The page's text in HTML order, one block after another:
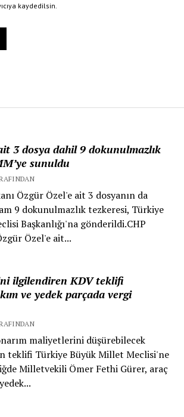
3 dosya dahil 9 dokunulmazlık
sunuldu
Özgür Özel'e ait 3 dosyanın da
9 dokunulmazlık tezkeresi, Türkiye
Başkanlığı'na gönderildi.CHP
Özel'e ait...
ilgilendiren KDV teklifi
ve yedek parçada vergi
maliyetlerini düşürebilecek
teklifi Türkiye Büyük Millet Meclisi'ne
Milletvekili Ömer Fethi Gürer, araç
kaydedilsin.